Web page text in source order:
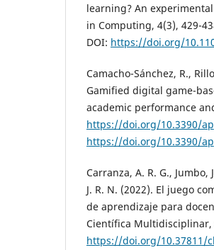
learning? An
in Computing, 4(3), 429-
DOI: https://doi.org/
Camacho-Sánchez, R.,
Gamified digital game-
academic performance
https://doi.org/10.3390/
https://doi.org/10.3390/
Carranza, A. R. G., Jumbo,
J. R. N. (2022). El juego
de aprendizaje para
Científica Multidisciplinar,
https://doi.org/10.37811/